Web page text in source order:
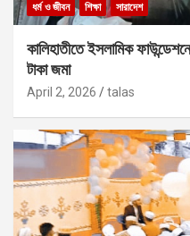
ধর্ম ও জীবন শিক্ষা সারাদেশ
কালিহাতীতে ইসলামিক
টাকা জমা
April 2, 2026 talas